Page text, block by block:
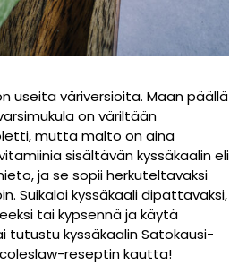
useita väriversioita. Maan päällä
on väriltään
mutta malto on aina
sisältävän kyssäkaalin eli
ja se sopii herkuteltavaksi
Suikaloi kyssäkaali dipattavaksi,
tai kypsennä ja käytä
tutustu kyssäkaalin Satokausi-
reseptin kautta!